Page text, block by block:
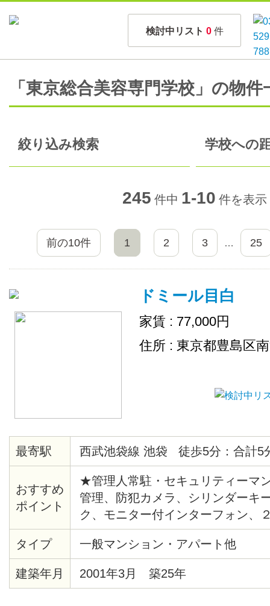
検討中リスト 0 件
「東京総合美容専門学校」の物件
絞り込み検索 学校への
245 件中 1-10 件を表示
前の10件 1 2 3 … 25
ドミール目白
家賃 : 77,000円
住所 : 東京都豊島区
最寄駅 西武池袋線 池袋 徒歩5分：合計5
おすすめ
ポイント
★管理人常駐・セキュリティー
管理、防犯カメラ、シリンダーキ
ク、モニター付インターフォン、
システム給湯、バストイレ別、洗
ー、クッションフロア、各居室照
ト、シューズボックス、エレベー
ー、ゴミ置場、駐輪場、地上デジ
タイプ 一般マンション・アパート他
建築年月 2001年3月 築25年